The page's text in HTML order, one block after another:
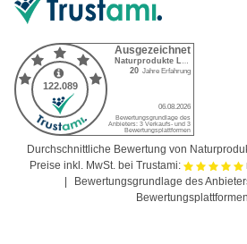
Durchschnittliche Bewertung von
Preise inkl. MwSt. bei Trustami:
Bewertungsgrundlage des
Bewertungsplattformen